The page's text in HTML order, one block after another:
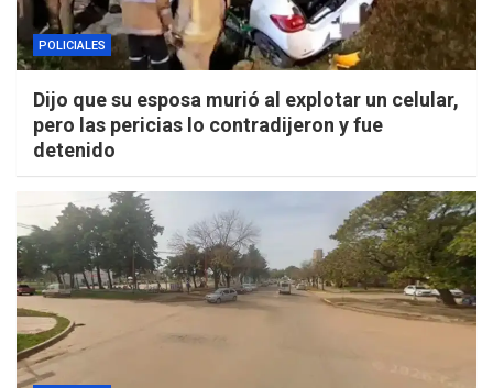
POLICIALES
Dijo que su esposa murió al explotar un celular,
pero las pericias lo contradijeron y fue
detenido